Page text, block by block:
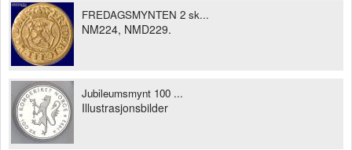
FREDAGSMYNTEN 2 sk...
NM224, NMD229.
Jubileumsmynt 100 ...
Illustrasjonsbilder